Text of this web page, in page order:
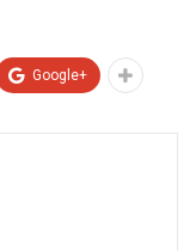
Google+